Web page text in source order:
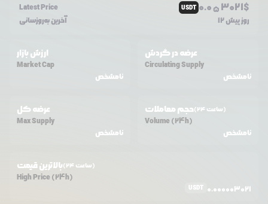
Latest Price
USDT 0.0 5 3021$
آخرین به‌روزسانی 12 روز پیش
ارزش بازار
Market Cap
نامشخص
عرضه در گردش
Circulating Supply
نامشخص
عرضه کل
Max Supply
نامشخص
حجم معاملات (24 ساعت)
Volume (24h)
نامشخص
بالاترین قیمت (24 ساعت)
High Price (24h)
USDT 0.000003021